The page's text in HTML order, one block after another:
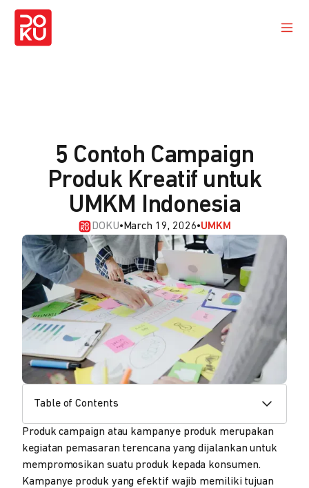
5 Contoh Campaign
Produk Kreatif untuk
UMKM Indonesia
DOKU• March 19, 2026•UMKM
Table of Contents
Produk campaign atau kampanye produk merupakan
kegiatan pemasaran terencana yang dijalankan untuk
mempromosikan suatu produk kepada konsumen.
Kampanye produk yang efektif wajib memiliki tujuan